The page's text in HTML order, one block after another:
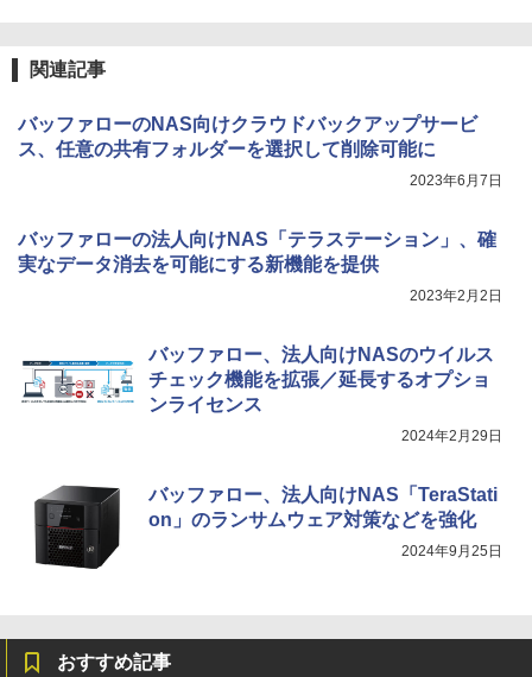
関連記事
バッファローのNAS向けクラウドバックアップサービ
ス、任意の共有フォルダーを選択して削除可能に
2023年6月7日
バッファローの法人向けNAS「テラステーション」、確
実なデータ消去を可能にする新機能を提供
2023年2月2日
バッファロー、法人向けNASのウイルス
チェック機能を拡張／延長するオプショ
ンライセンス
2024年2月29日
バッファロー、法人向けNAS「TeraStati
on」のランサムウェア対策などを強化
2024年9月25日
おすすめ記事